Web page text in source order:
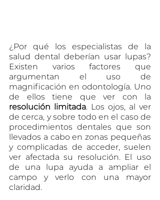
¿Por qué los especialistas de la
salud dental deberían usar lupas?
Existen varios factores que
argumentan el uso de
magnificación en odontología. Uno
resolución limitada. Los ojos, al ver
de cerca, y sobre todo en el caso de
procedimientos dentales que son
llevados a cabo en zonas pequeñas
y complicadas de acceder, suelen
ver afectada su resolución. El uso
de una lupa ayuda a ampliar el
campo y verlo con una mayor
claridad.